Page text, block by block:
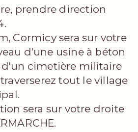
prendre direction
Cormicy sera sur votre
d'une usine à béton
d'un cimetière militaire
tout le village
sera sur votre droite